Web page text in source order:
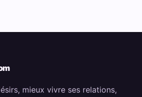
mieux vivre ses relations,